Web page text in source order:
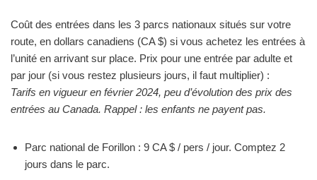
Coût des entrées dans les 3 parcs nationaux situés sur votre
route, en dollars canadiens (CA $) si vous achetez les entrées à
l’unité en arrivant sur place. Prix pour une entrée par adulte et
par jour (si vous restez plusieurs jours, il faut multiplier) :
Tarifs en vigueur en février 2024, peu d’évolution des prix des
entrées au Canada. Rappel : les enfants ne payent pas.
Parc national de Forillon : 9 CA $ / pers / jour. Comptez 2
jours dans le parc.